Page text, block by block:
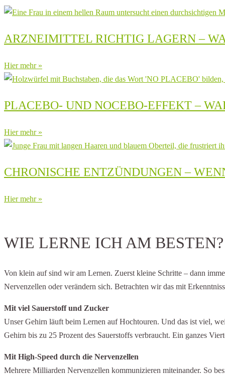
ARZNEIMITTEL RICHTIG LAGERN –
Hier mehr »
PLACEBO- UND NOCEBO-EFFEKT –
Hier mehr »
CHRONISCHE ENTZÜNDUNGEN –
Hier mehr »
WIE LERNE ICH AM
Von klein auf sind wir am Lernen. Zuerst kleine Schritte – dann
Nervenzellen oder verändern sich. Betrachten wir das mit
Mit viel Sauerstoff und Zucker
Unser Gehirn läuft beim Lernen auf Hochtouren. Und das ist viel,
Gehirn bis zu 25 Prozent des Sauerstoffs verbraucht. Ein ganzes
Mit High-Speed durch die Nervenzellen
Mehrere Milliarden Nervenzellen kommunizieren miteinander. So